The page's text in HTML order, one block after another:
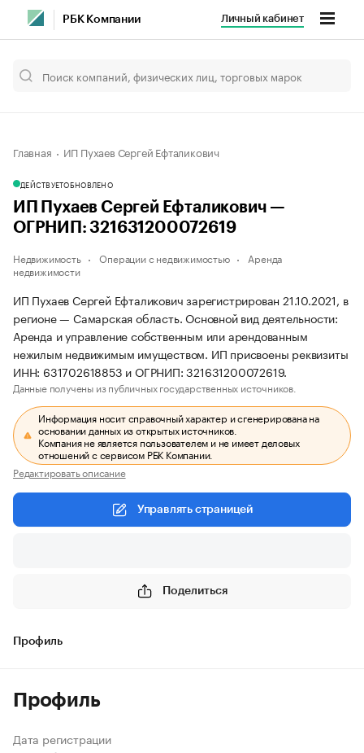
РБК Компании Личный кабинет
Главная ИП Пухаев Сергей Ефталикович
ДЕЙСТВУЕТОБНОВЛЕНО
ИП Пухаев Сергей Ефталикович —
ОГРНИП: 321631200072619
Недвижимость Операции с недвижимостью
Аренда
недвижимости
ИП Пухаев Сергей Ефталикович зарегистрирован 21.10.2021, в
регионе — Самарская область. Основной вид деятельности:
Аренда и управление собственным или арендованным
нежилым недвижимым имуществом. ИП присвоены реквизиты
ИНН: 631702618853 и ОГРНИП: 321631200072619.
Данные получены из публичных государственных источников.
Информация носит справочный характер и сгенерирована на
основании данных из открытых источников.
Компания не является пользователем и не имеет деловых
отношений с сервисом РБК Компании.
Редактировать описание
Управлять страницей
Поделиться
Профиль
Профиль
Дата регистрации